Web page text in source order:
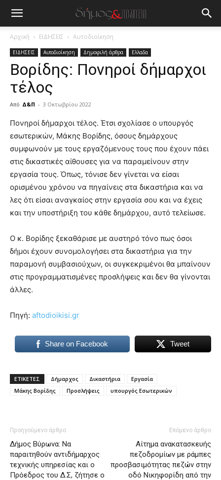
Αρχική ΕΙΔΗΣΕΙΣ Αυτοδιοίκηση
ΕΙΔΗΣΕΙΣ Αυτοδιοίκηση Δημοφιλή άρθρα Ελλαδα
Βορίδης: Πονηροί δήμαρχοι
τέλος
Από Δ&Π - 3 Οκτωβρίου 2022
blonde
lesbians
hot
cam
show.desi
xxx
lyons
teaches
the
meaning
of
pain.
pornhun
hd
Πονηροί δήμαρχοι τέλος. Έτσι σχολίασε ο υπουργός
εσωτερικών, Μάκης Βορίδης, όσους δημάρχους
συμφωνούν με τους εργαζόμενους τους που έχουν πάει
στις δικαστικές αίθουσες για να παραμείνουν στην
εργασία τους. Όπως, τόνισε δεν γίνεται να είσαι
ορισμένου χρόνου να πηγαίνεις στα δικαστήρια και να
λες ότι είσαι αναγκαίος στην εργασία σου και να έχεις
και την υποστήριξη του κάθε δημάρχου, αυτό τελείωσε.
Ο κ. Βορίδης ξεκαθάρισε με αυστηρό τόνο πως όσοι
δήμοι έχουν συνομολογήσει στα δικαστήρια για την
παραμονή συμβασιούχων, οι συγκεκριμένοι θα μπαίνουν
στις προγραμματισμένες προσλήψεις και δεν θα γίνονται
άλλες.
Πηγή: aftodioikisi.gr
Share on Facebook Tweet
ΕΤΙΚΕΤΕΣ Δήμαρχος Δικαστήρια
Εργασία
Μάκης Βορίδης
Προσλήψεις υπουργός Εσωτερικών
Προηγούμενο άρθρο
Δήμος Βύρωνα: Να
παραιτηθούν αντιδήμαρχος
τεχνικής υπηρεσίας και ο
Πρόεδρος του Δ.Σ, ζήτησε ο
Επόμενο άρθρο
Αίτημα ανακατασκευής
πεζοδρομίων με ράμπες
προσβασιμότητας πεζών στην
οδό Νικηφορίδη από την